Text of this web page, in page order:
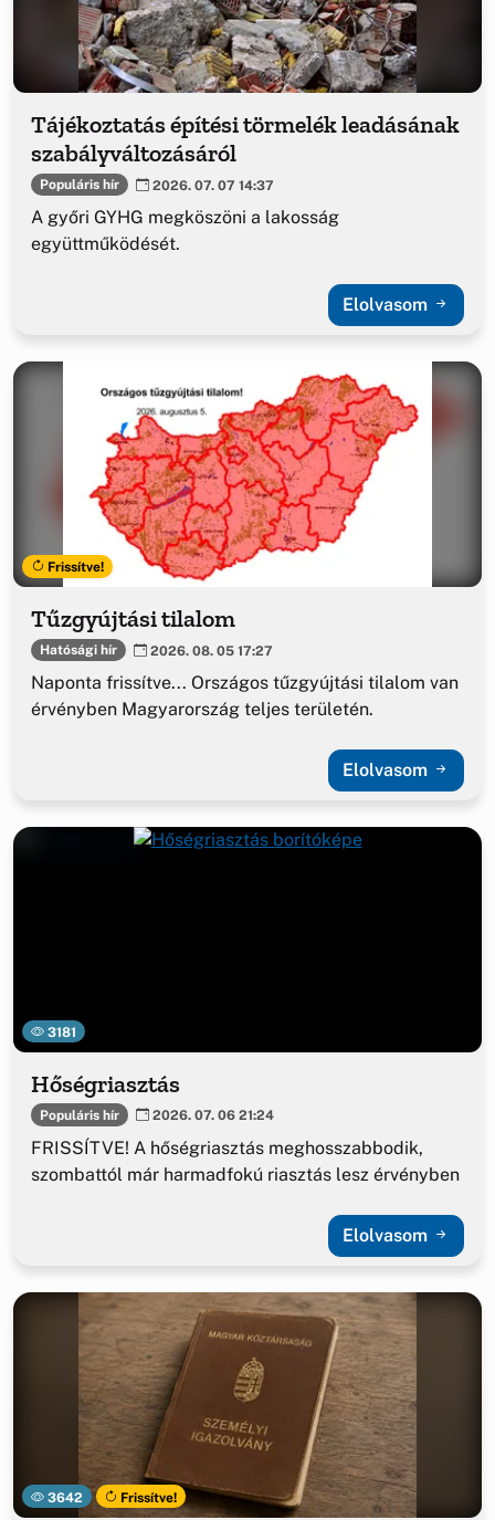
Tájékoztatás építési törmelék leadásának
szabályváltozásáról
Populáris hír 2026. 07. 07 14:37
A győri GYHG megköszöni a lakosság
együttműködését.
Elolvasom
Frissítve!
Tűzgyújtási tilalom
Hatósági hír 2026. 08. 05 17:27
Naponta frissítve... Országos tűzgyújtási tilalom van
érvényben Magyarország teljes területén.
Elolvasom
3181
Hőségriasztás
Populáris hír 2026. 07. 06 21:24
FRISSÍTVE! A hőségriasztás meghosszabbodik,
szombattól már harmadfokú riasztás lesz érvényben
Elolvasom
3642 Frissítve!